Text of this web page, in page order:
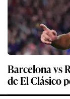
Barcelona vs
de El Clásico